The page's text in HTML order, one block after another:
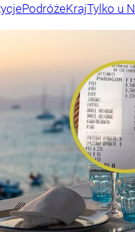
PodróżeKrajTylko u